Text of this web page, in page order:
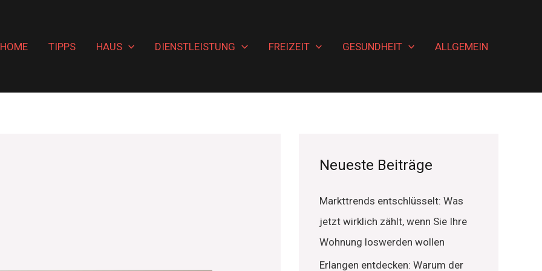
HOME TIPPS HAUS DIENSTLEISTUNG FREIZEIT GESUNDHEIT ALLGEMEIN
Neueste Beiträge
Markttrends entschlüsselt: Was
jetzt wirklich zählt, wenn Sie Ihre
Wohnung loswerden wollen
Erlangen entdecken: Warum der